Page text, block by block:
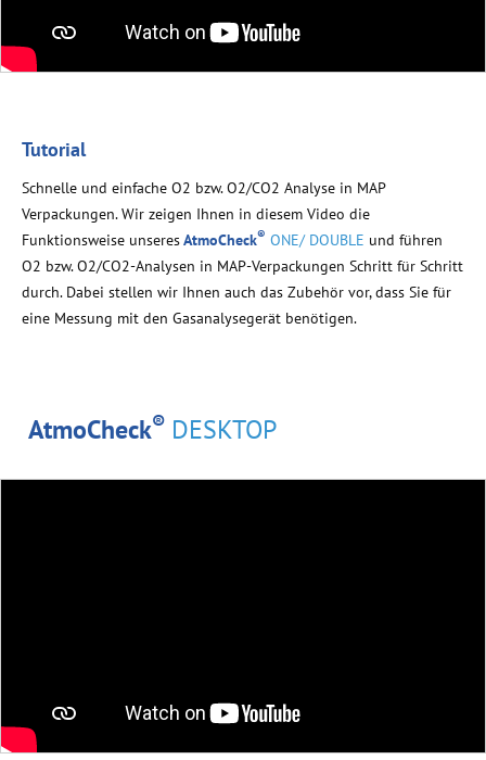
Tutorial
Schnelle und einfache O2 bzw.O2/CO2 Analyse in MAP
Verpackungen. Wir zeigen Ihnen in diesem Video die
Funktionsweise unseresAtmoCheck® ONE/ DOUBLE und führen
O2 bzw. O2/CO2-Analysen in MAP-Verpackungen Schritt für Schritt
durch. Dabei stellen wir Ihnen auch das Zubehör vor, dass Sie für
eine Messung mit den Gasanalysegerät benötigen.
AtmoCheck® DESKTOP